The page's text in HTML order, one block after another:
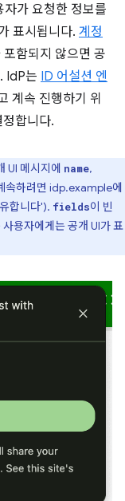
자가 요청한 정보를
표시됩니다. 계정
함되지 않으면 공
IdP는 ID 어설션 엔
계속 진행하기 위
합니다.
UI 메시지에 name,
속하려면 idp.example에
합니다'). fields이 빈
용자에게는 공개 UI가 표